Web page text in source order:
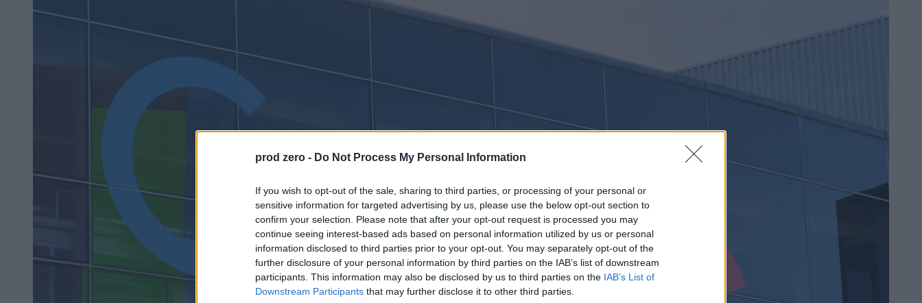
prod zero - Do Not Process My Personal Information
If you wish to opt-out of the sale, sharing to third parties, or processing of your personal or
sensitive information for targeted advertising by us, please use the below opt-out section to
confirm your selection. Please note that after your opt-out request is processed you may
continue seeing interest-based ads based on personal information utilized by us or personal
information disclosed to third parties prior to your opt-out. You may separately opt-out of the
further disclosure of your personal information by third parties on the IAB’s list of downstream
participants. This information may also be disclosed by us to third parties on the IAB’s List of
Downstream Participants that may further disclose it to other third parties.